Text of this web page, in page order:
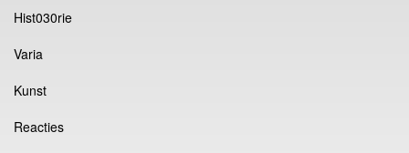
Hist030rie
Varia
Kunst
Reacties